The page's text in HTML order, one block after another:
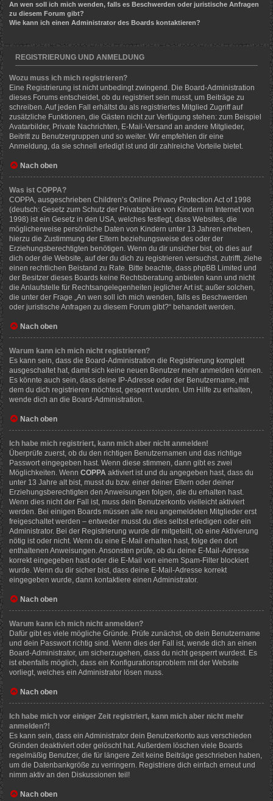
An wen soll ich mich wenden, falls es Beschwerden oder juristische Anfragen
zu diesem Forum gibt?
Wie kann ich einen Administrator des Boards kontaktieren?
REGISTRIERUNG UND ANMELDUNG
Wozu muss ich mich registrieren?
Eine Registrierung ist nicht unbedingt zwingend. Die Board-Administration
dieses Forums entscheidet, ob du registriert sein musst, um Beiträge zu
schreiben. Auf jeden Fall erhältst du als registriertes Mitglied Zugriff auf
zusätzliche Funktionen, die Gästen nicht zur Verfügung stehen: zum Beispiel
Avatarbilder, Private Nachrichten, E-Mail-Versand an andere Mitglieder,
Beitritt zu Benutzergruppen und so weiter. Wir empfehlen dir eine
Anmeldung, da sie schnell erledigt ist und dir zahlreiche Vorteile bietet.
Nach oben
Was ist COPPA?
COPPA, ausgeschrieben Children’s Online Privacy Protection Act of 1998
(deutsch: Gesetz zum Schutz der Privatsphäre von Kindern im Internet von
1998) ist ein Gesetz in den USA, welches festlegt, dass Websites, die
möglicherweise persönliche Daten von Kindern unter 13 Jahren erheben,
hierzu die Zustimmung der Eltern beziehungsweise des oder der
Erziehungsberechtigten benötigen. Wenn du dir unsicher bist, ob dies auf
dich oder die Website, auf der du dich zu registrieren versuchst, zutrifft, ziehe
einen rechtlichen Beistand zu Rate. Bitte beachte, dass phpBB Limited und
der Besitzer dieses Boards keine Rechtsberatung anbieten kann und nicht
die Anlaufstelle für Rechtsangelegenheiten jeglicher Art ist; außer solchen,
die unter der Frage „An wen soll ich mich wenden, falls es Beschwerden
oder juristische Anfragen zu diesem Forum gibt?“ behandelt werden.
Nach oben
Warum kann ich mich nicht registrieren?
Es kann sein, dass die Board-Administration die Registrierung komplett
ausgeschaltet hat, damit sich keine neuen Benutzer mehr anmelden können.
Es könnte auch sein, dass deine IP-Adresse oder der Benutzername, mit
dem du dich registrieren möchtest, gesperrt wurden. Um Hilfe zu erhalten,
wende dich an die Board-Administration.
Nach oben
Ich habe mich registriert, kann mich aber nicht anmelden!
Überprüfe zuerst, ob du den richtigen Benutzernamen und das richtige
Passwort eingegeben hast. Wenn diese stimmen, dann gibt es zwei
Möglichkeiten. Wenn COPPA aktiviert ist und du angegeben hast, dass du
unter 13 Jahre alt bist, musst du bzw. einer deiner Eltern oder deiner
Erziehungsberechtigten den Anweisungen folgen, die du erhalten hast.
Wenn dies nicht der Fall ist, muss dein Benutzerkonto vielleicht aktiviert
werden. Bei einigen Boards müssen alle neu angemeldeten Mitglieder erst
freigeschaltet werden – entweder musst du dies selbst erledigen oder ein
Administrator. Bei der Registrierung wurde dir mitgeteilt, ob eine Aktivierung
nötig ist oder nicht. Wenn du eine E-Mail erhalten hast, folge den dort
enthaltenen Anweisungen. Ansonsten prüfe, ob du deine E-Mail-Adresse
korrekt eingegeben hast oder die E-Mail von einem Spam-Filter blockiert
wurde. Wenn du dir sicher bist, dass deine E-Mail-Adresse korrekt
eingegeben wurde, dann kontaktiere einen Administrator.
Nach oben
Warum kann ich mich nicht anmelden?
Dafür gibt es viele mögliche Gründe. Prüfe zunächst, ob dein Benutzername
und dein Passwort richtig sind. Wenn dies der Fall ist, wende dich an einen
Board-Administrator, um sicherzugehen, dass du nicht gesperrt wurdest. Es
ist ebenfalls möglich, dass ein Konfigurationsproblem mit der Website
vorliegt, welches ein Administrator lösen muss.
Nach oben
Ich habe mich vor einiger Zeit registriert, kann mich aber nicht mehr
anmelden?!
Es kann sein, dass ein Administrator dein Benutzerkonto aus verschieden
Gründen deaktiviert oder gelöscht hat. Außerdem löschen viele Boards
regelmäßig Benutzer, die für längere Zeit keine Beiträge geschrieben haben,
um die Datenbankgröße zu verringern. Registriere dich einfach erneut und
nimm aktiv an den Diskussionen teil!
Nach oben